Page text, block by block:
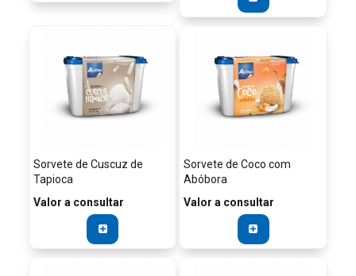
Sorvete de Cuscuz de
Tapioca
Valor a consultar
Sorvete de Coco com
Abóbora
Valor a consultar